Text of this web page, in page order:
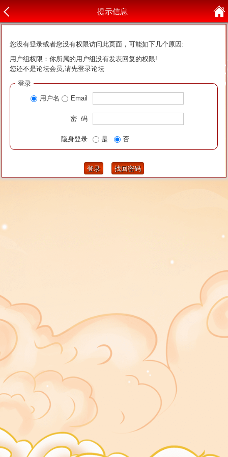
提示信息
您没有登录或者您没有权限访问此页面，可能如下几个原因:
用户组权限：你所属的用户组没有发表回复的权限!
您还不是论坛会员,请先登录论坛
登录
用户名
Email
密 码
隐身登录 是 否